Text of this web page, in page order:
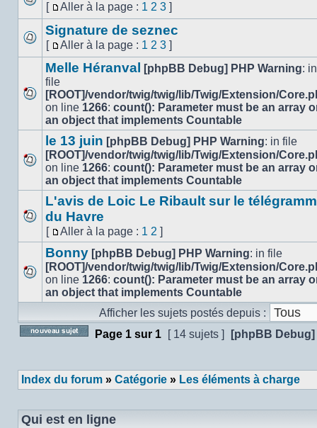
Aucun
message
non
[
Aller
à
la
page
Aller à la page : 1 2 3 ]
Aucun
message
non
Signature de seznec
[
Aller
à
page
Aller à la page : 1 2 3 ]
Aucun
message
non
Melle Héranval [phpBB Debug] PHP Warning: in
file
[ROOT]/vendor/twig/twig/lib/Twig/Extension/
on line 1266: count(): Parameter must be an array
an object that implements Countable
Aucun
message
non
le 13 juin [phpBB Debug] PHP Warning: in file
[ROOT]/vendor/twig/twig/lib/Twig/Extension/
on line 1266: count(): Parameter must be an array
an object that implements Countable
Aucun
message
non
L'avis de Loic Le Ribault sur le
du Havre
[
Aller
à
la
page
Aller à la page : 1 2 ]
Aucun
message
lu
Bonny [phpBB Debug] PHP Warning: in file
[ROOT]/vendor/twig/twig/lib/Twig/Extension/
on line 1266: count(): Parameter must be an array
an object that implements Countable
Afficher les sujets postés depuis :
Page 1 sur 1 [ 14 sujets ] [phpBB
Index du forum » Catégorie » Les éléments à charge
Qui est en ligne